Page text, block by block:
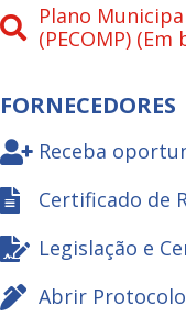
Plano
(PECOMP) (Em
FORNECEDORES
Receba
Certificado de
Legislação e
Abrir